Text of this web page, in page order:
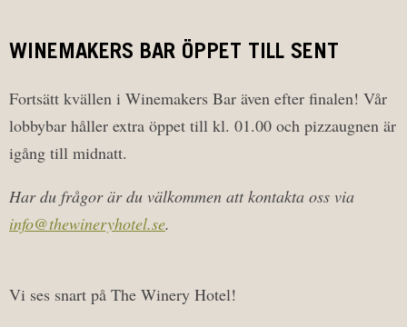
WINEMAKERS BAR ÖPPET TILL SENT
Fortsätt kvällen i Winemakers Bar även efter finalen! Vår
lobbybar håller extra öppet till kl. 01.00 och pizzaugnen är
igång till midnatt.
Har du frågor är du välkommen att kontakta oss via
info@thewineryhotel.se.
Vi ses snart på The Winery Hotel!